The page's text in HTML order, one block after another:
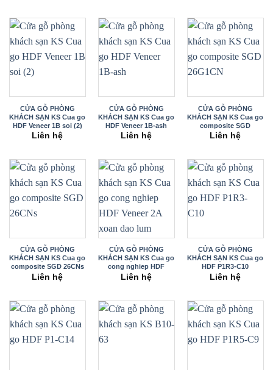
CỬA GỖ PHÒNG
KHÁCH SẠN KS Cua go
HDF Veneer 1B soi (2)
Liên hệ
CỬA GỖ PHÒNG
KHÁCH SẠN KS Cua go
HDF Veneer 1B-ash
Liên hệ
CỬA GỖ PHÒNG
KHÁCH SẠN KS Cua go
composite SGD
26G1CN
Liên hệ
CỬA GỖ PHÒNG
KHÁCH SẠN KS Cua go
composite SGD 26CNs
Liên hệ
CỬA GỖ PHÒNG
KHÁCH SẠN KS Cua go
cong nghiep HDF
Veneer 2A xoan dao
Liên hệ
CỬA GỖ PHÒNG
KHÁCH SẠN KS Cua go
HDF P1R3-C10
Liên hệ